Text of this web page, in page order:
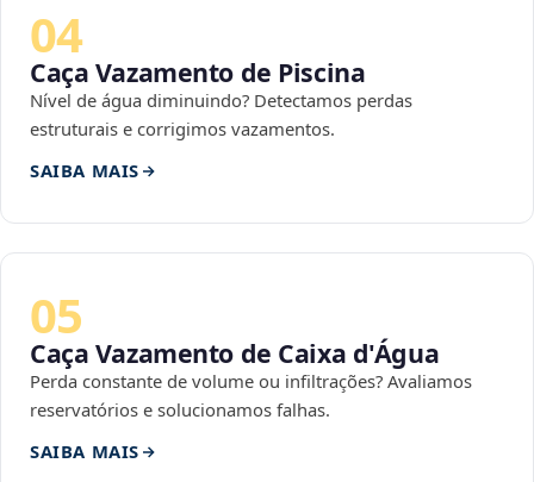
04
Caça Vazamento de Piscina
Nível de água diminuindo? Detectamos perdas
estruturais e corrigimos vazamentos.
SAIBA MAIS
05
Caça Vazamento de Caixa d'Água
Perda constante de volume ou infiltrações? Avaliamos
reservatórios e solucionamos falhas.
SAIBA MAIS